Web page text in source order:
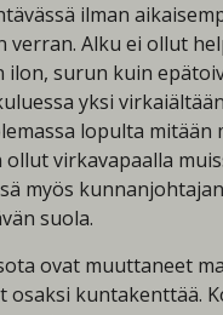
ilman
Alku ei ollut
ilon, surun kuin
yksi
lopulta
virkavapaalla
myös
suola.
ovat muuttaneet
kuntakenttää.